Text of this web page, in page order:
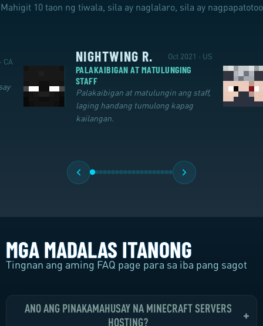
Mahigit 10 taon ng tiwala, sila ay naglalaro, sila ay nagpapatotoo
CA NIGHTWING R. Oct 2021 · US
PALAKAIBIGAN AT MATULUNGING
STAFF
Palakaibigan at matulungin ang staff,
laging handang tumulong kapag
kailangan.
MGA MADALAS ITANONG
Tingnan ang aming FAQ page para sa iba pang sagot
ANO ANG PINAKAMAHUSAY NA MINECRAFT SERVERS
HOSTING?
+